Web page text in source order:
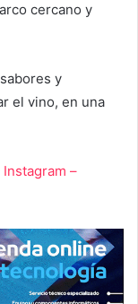
cercano y
y
el vino, en una
Instagram –